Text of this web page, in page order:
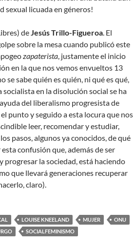
sexual licuada en géneros!
deJesús Trillo-Figueroa. El
sobre la mesa cuando publicó este
zapaterista, justamente el inicio
en la que nos vemos envueltos 13
se sabe quién es quién, ni qué es qué,
en la disolución social se ha
del liberalismo progresista de
punto y seguido a esta locura que nos
leer, recomendar y estudiar,
pasos, algunos ya conocidos, de qué
confusión que, además de ser
progresar la sociedad, está haciendo
que llevará generaciones recuperar
claro).
LOUISE KNEELAND MUJER
ONU
SOCIALFEMINISMO